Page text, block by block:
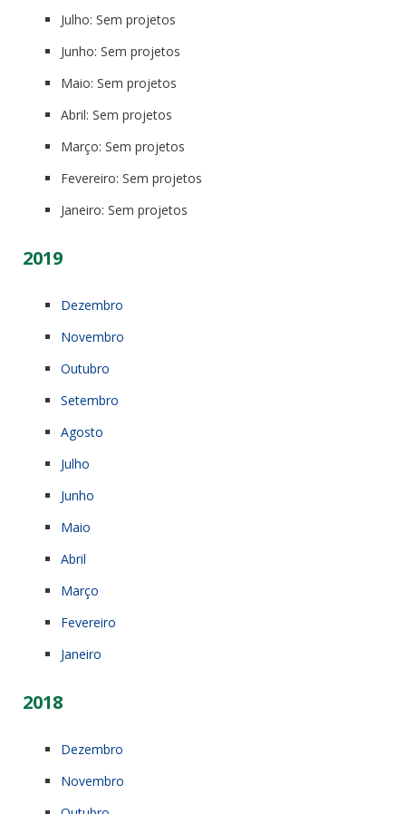
Julho: Sem projetos
Junho: Sem projetos
Maio: Sem projetos
Abril: Sem projetos
Março: Sem projetos
Fevereiro: Sem projetos
Janeiro: Sem projetos
2019
Dezembro
Novembro
Outubro
Setembro
Agosto
Julho
Junho
Maio
Abril
Março
Fevereiro
Janeiro
2018
Dezembro
Novembro